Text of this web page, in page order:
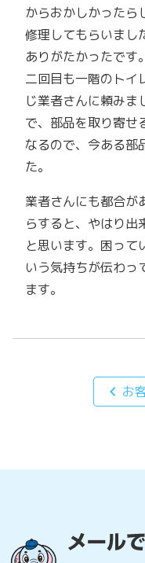
からおかしかったら
修理してもらいまし
ありがたかったです。
二回目も一階のトイ
じ業者さんに頼みま
で、部品を取り寄せ
なるので、今ある部
た。
業者さんにも都合が
らすると、やはり出
と思います。困って
いう気持ちが伝わっ
ます。
chevron_left お